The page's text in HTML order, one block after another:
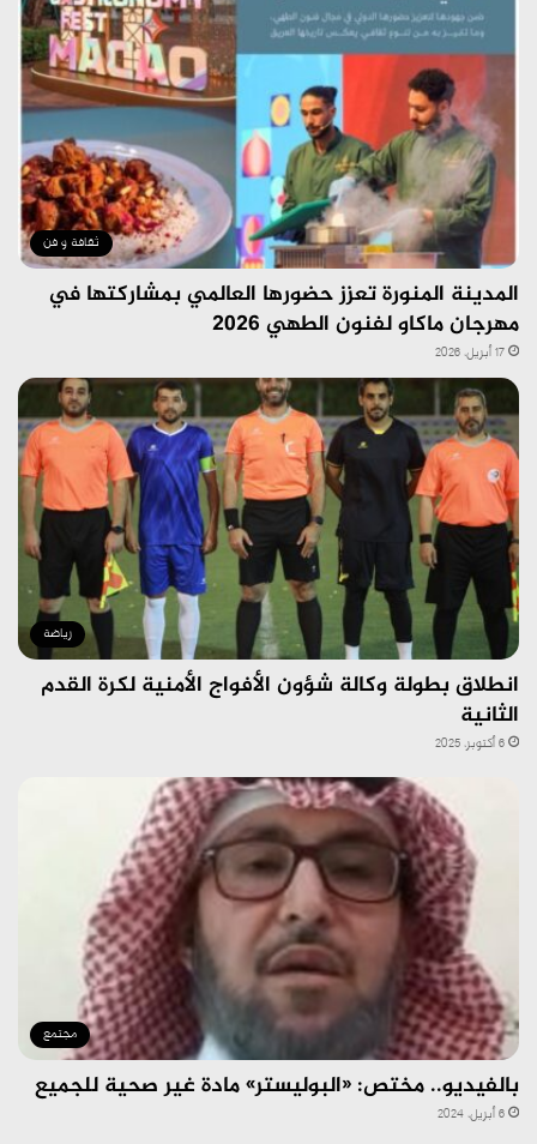
ثقافة و فن
المدينة المنورة تعزز حضورها العالمي بمشاركتها في
مهرجان ماكاو لفنون الطهي 2026
17 أبريل، 2026
رياضة
انطلاق بطولة وكالة شؤون الأفواج الأمنية لكرة القدم
الثانية
6 أكتوبر، 2025
مجتمع
بالفيديو.. مختص: «البوليستر» مادة غير صحية للجميع
6 أبريل، 2024